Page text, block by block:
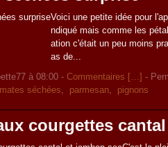
Voici une petite idée pour
ndiqué mais comme les
ation c'était un peu moins
as de...
à 08:00 -Commentaires […] -
séchées, parmesan, pignons
courgettes